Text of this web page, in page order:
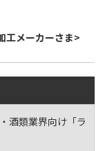
工メーカーさま>
酒類業界向け「ラ